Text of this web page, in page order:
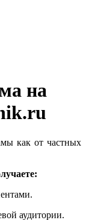
на
как от частных
аудитории.